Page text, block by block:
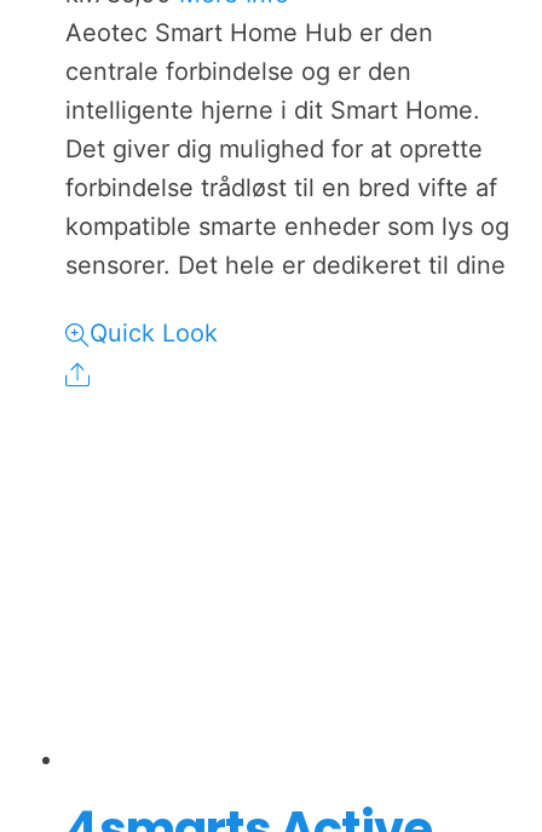
Aeotec Smart Home Hub er den
centrale forbindelse og er den
intelligente hjerne i dit Smart Home.
Det giver dig mulighed for at oprette
forbindelse trådløst til en bred vifte af
kompatible smarte enheder som lys og
sensorer. Det hele er dedikeret til dine
Quick Look
Share